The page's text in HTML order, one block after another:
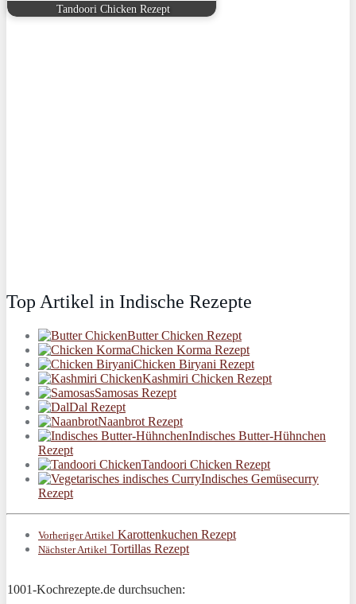
Tandoori Chicken Rezept
Top Artikel in Indische Rezepte
Butter Chicken Rezept
Chicken Korma Rezept
Chicken Biryani Rezept
Kashmiri Chicken Rezept
Samosas Rezept
Dal Rezept
Naanbrot Rezept
Indisches Butter-Hühnchen
Rezept
Tandoori Chicken Rezept
Indisches Gemüsecurry
Rezept
Vorheriger Artikel Karottenkuchen Rezept
Nächster Artikel Tortillas Rezept
1001-Kochrezepte.de durchsuchen: